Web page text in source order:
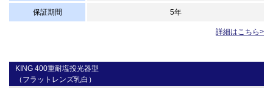
保証期間 5年
詳細はこちら>
KING 400重耐塩投光器型
（フラットレンズ乳白）